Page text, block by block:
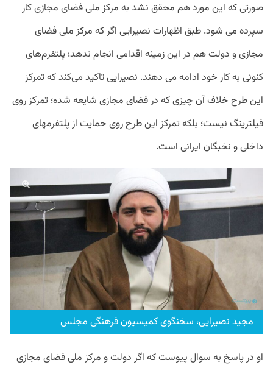
صورتی که این مورد هم محقق نشد به مرکز ملی فضای مجازی کار
سپرده می شود. طبق اظهارات نصیرایی اگر که مرکز ملی فضای
مجازی و دولت هم در این زمینه اقدامی انجام ندهد؛ پلتفرم‌های
کنونی به کار خود ادامه می دهند. نصیرایی تاکید می‌کند که تمرکز
این طرح خلاف آن چیزی که در فضای مجازی شایعه شده؛ تمرکز روی
فیلترینگ نیست؛ بلکه تمرکز این طرح روی حمایت از پلتفرمهای
داخلی و نخبگان ایرانی است.
مجید نصیرایی، سخنگوی کمیسیون فرهنگی مجلس
او در پاسخ به سوال پیوست که اگر دولت و مرکز ملی فضای مجازی